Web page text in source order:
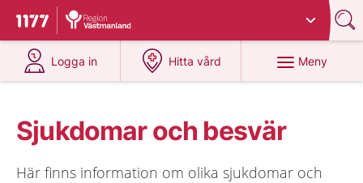
Till startsidan för 1177
Du har valt region
Logga in
på 1177.se
Hitta vård
på 1177.se
Meny
Sjukdomar och besvär
Här finns information om olika sjukdomar och